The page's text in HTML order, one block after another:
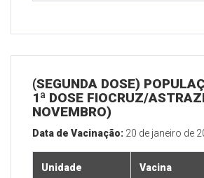
(SEGUNDA DOSE)
1ª DOSE FIOCRUZ/
NOVEMBRO)
Data de Vacinação: 20 de janeiro de
Unidade Vacina